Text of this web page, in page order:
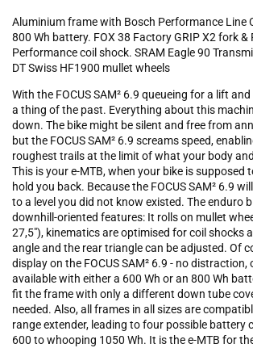
Aluminium frame with Bosch Performance Line
800 Wh battery. FOX 38 Factory GRIP X2 fork &
Performance coil shock. SRAM Eagle 90
DT Swiss HF1900 mullet wheels
With the FOCUS SAM² 6.9 queueing for a lift
a thing of the past. Everything about this
down. The bike might be silent and free from
but the FOCUS SAM² 6.9 screams speed,
roughest trails at the limit of what your body
This is your e-MTB, when your bike is supposed
hold you back. Because the FOCUS SAM² 6.9
to a level you did not know existed. The enduro
downhill-oriented features: It rolls on mullet
27,5"), kinematics are optimised for coil shocks
angle and the rear triangle can be adjusted. Of
display on the FOCUS SAM² 6.9 - no
available with either a 600 Wh or an 800 Wh
fit the frame with only a different down tube
needed. Also, all frames in all sizes are
range extender, leading to four possible
600 to whooping 1050 Wh. It is the e-MTB for